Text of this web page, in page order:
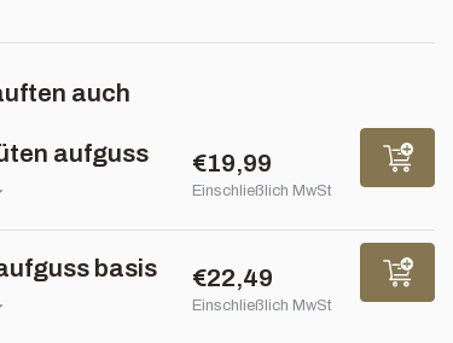
auch
aufguss €19,99
Einschließlich MwSt
basis €22,49
Einschließlich MwSt